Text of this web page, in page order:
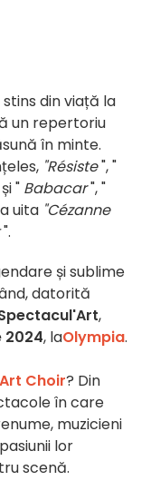
din viață la
un repertoriu
în minte.
"Résiste", "
" Babacar", "
uita "Cézanne
".
și sublime
datorită
,
2024, laOlympia.
Choir? Din
în care
muzicieni
lor
scenă.